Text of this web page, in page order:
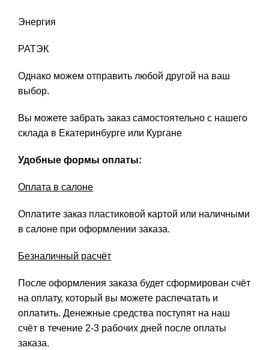
Энергия
РАТЭК
Однако можем отправить любой другой на ваш
выбор.
Вы можете забрать заказ самостоятельно с нашего
склада в Екатеринбурге или Кургане
Удобные формы оплаты:
Оплата в салоне
Оплатите заказ пластиковой картой или наличными
в салоне при оформлении заказа.
Безналичный расчёт
После оформления заказа будет сформирован счёт
на оплату, который вы можете распечатать и
оплатить. Денежные средства поступят на наш
счёт в течение 2-3 рабочих дней после оплаты
заказа.